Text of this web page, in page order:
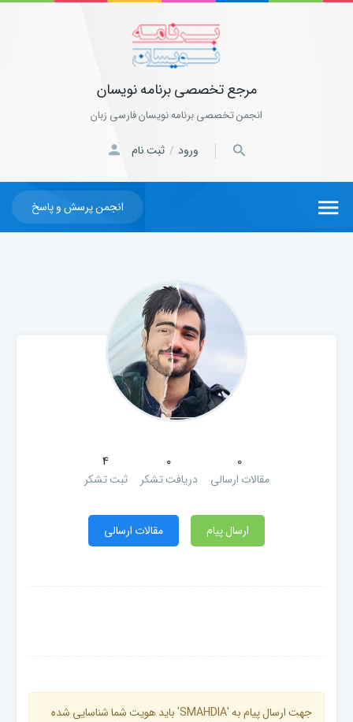
مرجع تخصصی برنامه نویسان
انجمن تخصصی برنامه نویسان فارسی زبان
ورود / ثبت نام
انجمن پرسش و پاسخ
4
ثبت تشکر
0
دریافت تشکر
0
مقالات ارسالی
ارسال پیام مقالات ارسالی
جهت ارسال پیام به 'SMAHDIA' باید هویت شما شناسایی شده